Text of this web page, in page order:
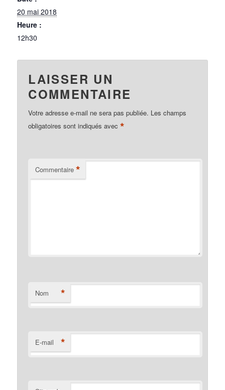
20 mai 2018
Heure :
12h30
LAISSER UN
COMMENTAIRE
Votre adresse e-mail ne sera pas publiée. Les champs
obligatoires sont indiqués avec*
Commentaire *
Nom *
E-mail *